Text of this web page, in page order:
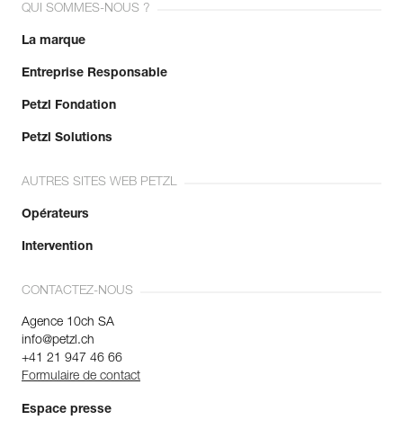
QUI SOMMES-NOUS ?
La marque
Entreprise Responsable
Petzl Fondation
Petzl Solutions
AUTRES SITES WEB PETZL
Opérateurs
Intervention
CONTACTEZ-NOUS
Agence 10ch SA
info@petzl.ch
+41 21 947 46 66
Formulaire de contact
Espace presse